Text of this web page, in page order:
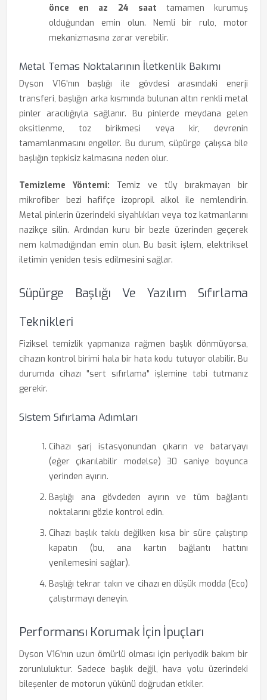
önce en az 24 saat tamamen kurumuş
olduğundan emin olun. Nemli bir rulo, motor
mekanizmasına zarar verebilir.
Metal Temas Noktalarının İletkenlik Bakımı
Dyson V16'nın başlığı ile gövdesi arasındaki enerji
transferi, başlığın arka kısmında bulunan altın renkli metal
pinler aracılığıyla sağlanır. Bu pinlerde meydana gelen
oksitlenme, toz birikmesi veya kir, devrenin
tamamlanmasını engeller. Bu durum, süpürge çalışsa bile
başlığın tepkisiz kalmasına neden olur.
Temizleme Yöntemi: Temiz ve tüy bırakmayan bir
mikrofiber bezi hafifçe izopropil alkol ile nemlendirin.
Metal pinlerin üzerindeki siyahlıkları veya toz katmanlarını
nazikçe silin. Ardından kuru bir bezle üzerinden geçerek
nem kalmadığından emin olun. Bu basit işlem, elektriksel
iletimin yeniden tesis edilmesini sağlar.
Süpürge Başlığı Ve Yazılım Sıfırlama
Teknikleri
Fiziksel temizlik yapmanıza rağmen başlık dönmüyorsa,
cihazın kontrol birimi hala bir hata kodu tutuyor olabilir. Bu
durumda cihazı "sert sıfırlama" işlemine tabi tutmanız
gerekir.
Sistem Sıfırlama Adımları
Cihazı şarj istasyonundan çıkarın ve bataryayı
(eğer çıkarılabilir modelse) 30 saniye boyunca
yerinden ayırın.
Başlığı ana gövdeden ayırın ve tüm bağlantı
noktalarını gözle kontrol edin.
Cihazı başlık takılı değilken kısa bir süre çalıştırıp
kapatın (bu, ana kartın bağlantı hattını
yenilemesini sağlar).
Başlığı tekrar takın ve cihazı en düşük modda (Eco)
çalıştırmayı deneyin.
Performansı Korumak İçin İpuçları
Dyson V16'nın uzun ömürlü olması için periyodik bakım bir
zorunluluktur. Sadece başlık değil, hava yolu üzerindeki
bileşenler de motorun yükünü doğrudan etkiler.